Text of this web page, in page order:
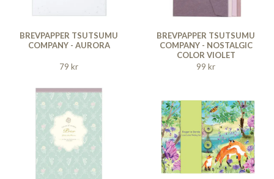
BREVPAPPER TSUTSUMU
COMPANY - AURORA
79 kr
BREVPAPPER TSUTSUMU
COMPANY - NOSTALGIC
COLOR VIOLET
99 kr